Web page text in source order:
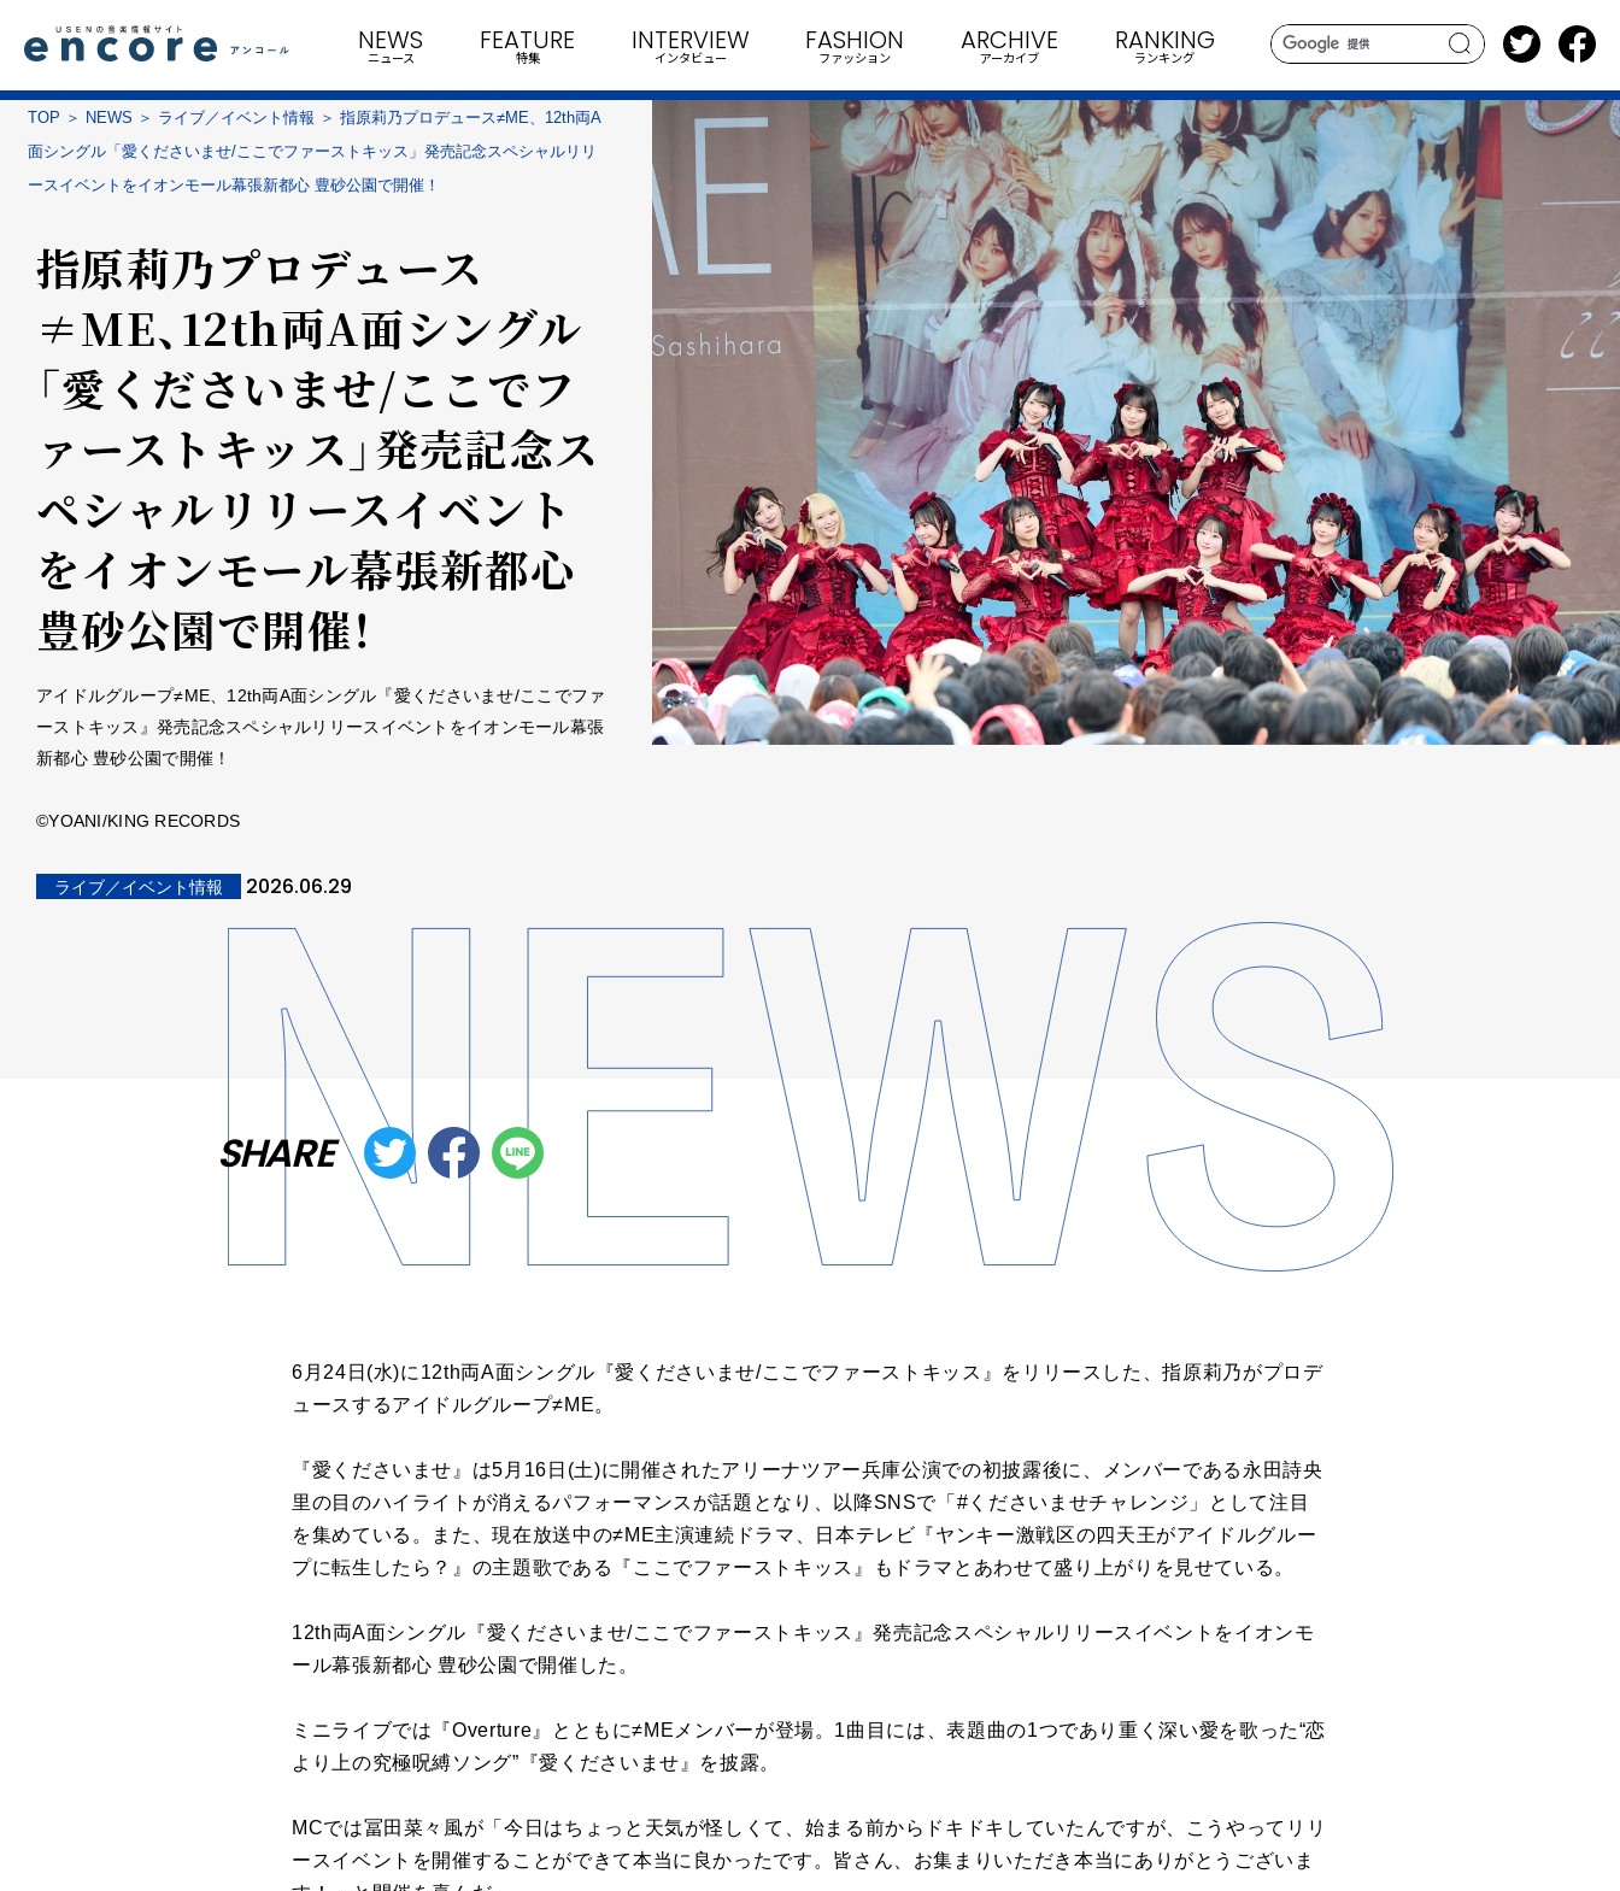
search
NEWS
ニュース
FEATURE
特集
INTERVIEW
インタビュー
FASHION
ファッション
ARCHIVE
アーカイブ
RANKING
ランキング
TOP NEWS ライブ／イベント情報
指原莉乃プロデュース≠ME、12th両A
面シングル「愛くださいませ/ここでファーストキッス」発売記念スペシャルリリ
ースイベントをイオンモール幕張新都心 豊砂公園で開催！
指原莉乃プロデュース
≠ME、12th両A面シングル
「愛くださいませ/ここでフ
ァーストキッス」発売記念ス
ペシャルリリースイベント
をイオンモール幕張新都心
豊砂公園で開催！
アイドルグループ≠ME、12th両A面シングル『愛くださいませ/ここでファ
ーストキッス』発売記念スペシャルリリースイベントをイオンモール幕張
新都心 豊砂公園で開催！
©YOANI/KING RECORDS
ライブ／イベント情報 2026.06.29
SHARE
6月24日(水)に12th両A面シングル『愛くださいませ/ここでファーストキッス』をリリースした、指原莉乃がプロデ
ュースするアイドルグループ≠ME。
『愛くださいませ』は5月16日(土)に開催されたアリーナツアー兵庫公演での初披露後に、メンバーである永田詩央
里の目のハイライトが消えるパフォーマンスが話題となり、以降SNSで「#くださいませチャレンジ」として注目
を集めている。また、現在放送中の≠ME主演連続ドラマ、日本テレビ『ヤンキー激戦区の四天王がアイドルグルー
プに転生したら？』の主題歌である『ここでファーストキッス』もドラマとあわせて盛り上がりを見せている。
12th両A面シングル『愛くださいませ/ここでファーストキッス』発売記念スペシャルリリースイベントをイオンモ
ール幕張新都心 豊砂公園で開催した。
ミニライブでは『Overture』とともに≠MEメンバーが登場。1曲目には、表題曲の1つであり重く深い愛を歌った“恋
より上の究極呪縛ソング”『愛くださいませ』を披露。
MCでは冨田菜々風が「今日はちょっと天気が怪しくて、始まる前からドキドキしていたんですが、こうやってリリ
ースイベントを開催することができて本当に良かったです。皆さん、お集まりいただき本当にありがとうございま